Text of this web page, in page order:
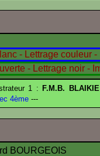
1 :
F.M.B.
4ème ---
BOURGEOIS